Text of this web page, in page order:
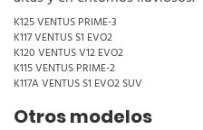
K125 VENTUS PRIME-3
K117 VENTUS S1 EVO2
K120 VENTUS V12 EVO2
K115 VENTUS PRIME-2
K117A VENTUS S1 EVO2 SUV
Otros modelos